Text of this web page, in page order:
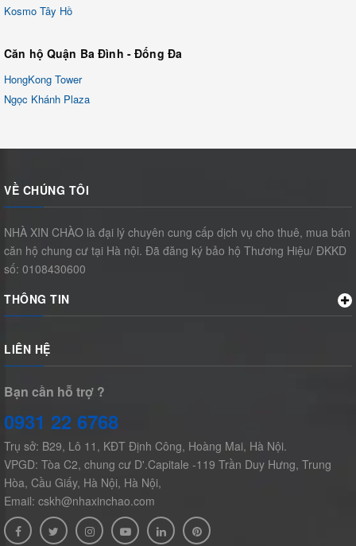
Kosmo Tây Hồ
Căn hộ Quận Ba Đình - Đống Đa
HongKong Tower
Ngọc Khánh Plaza
VỀ CHÚNG TÔI
NHÀ XIN CHÀO là đại lý chuyên cung cấp dịch vụ cho thuê, mua bán
căn hộ chung cư tại Hà nội. Đã đăng ký bảo hộ Thương Hiệu/ ĐKKD
số: 0108430600
THÔNG TIN
LIÊN HỆ
Bạn cần hỗ trợ ?
0931 22 6768
Trụ sở: B29, Lô 11, KĐT Định Công, Hoàng Mai, Hà Nội.
VPGD: Tòa C2, chung cư D'.Capitale -119 Trần Duy Hưng, Trung
Hòa, Cầu Giấy, Hà Nội, Hà Nội,
Email: cskh@nhaxinchao.com